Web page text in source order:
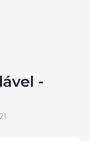
-